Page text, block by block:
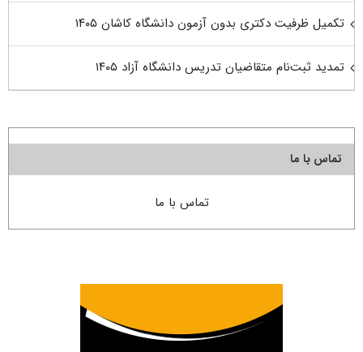
تکمیل ظرفیت دکتری بدون آزمون دانشگاه کاشان ۱۴۰۵
تمدید ثبت‌نام متقاضیان تدریس دانشگاه آزاد ۱۴۰۵
تماس با ما
تماس با ما